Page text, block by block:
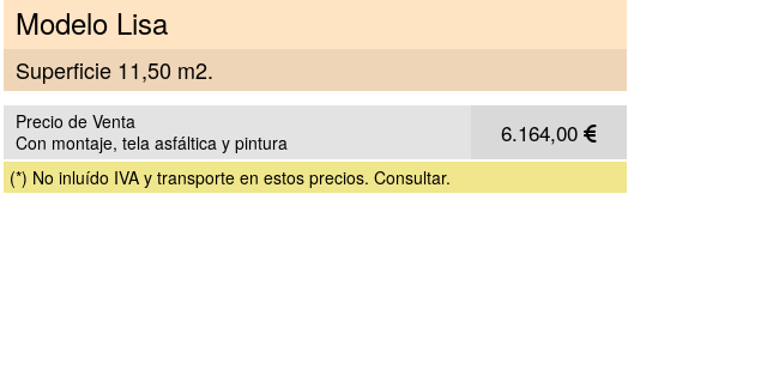
Modelo Lisa
Superficie 11,50 m2.
Precio de Venta
Con montaje, tela asfáltica y pintura
6.164,00
(*) No inluído IVA y transporte en estos precios. Consultar.